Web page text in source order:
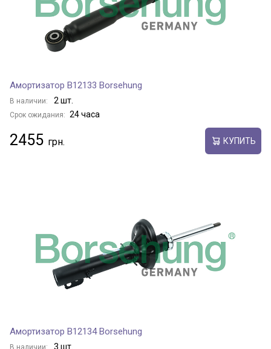
Амортизатор B12133 Borsehung
В наличии: 2 шт.
Срок ожидания: 24 часа
2455 КУПИТЬ
Амортизатор B12134 Borsehung
В наличии: 3 шт.